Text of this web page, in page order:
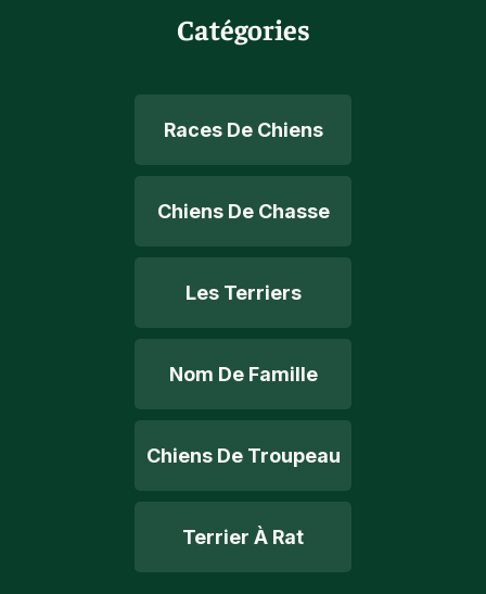
Catégories
Races De Chiens
Chiens De Chasse
Les Terriers
Nom De Famille
Chiens De Troupeau
Terrier À Rat